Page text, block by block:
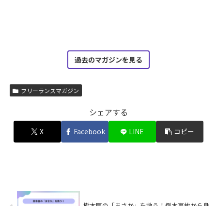
過去のマガジンを見る
フリーランスマガジン
シェアする
X Facebook LINE コピー